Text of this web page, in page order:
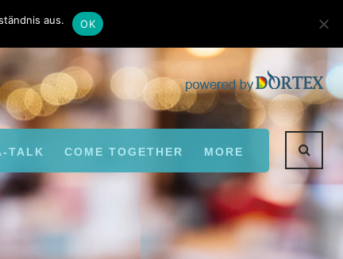
Autoren
TALK COME TOGETHER MORE
aus. OK